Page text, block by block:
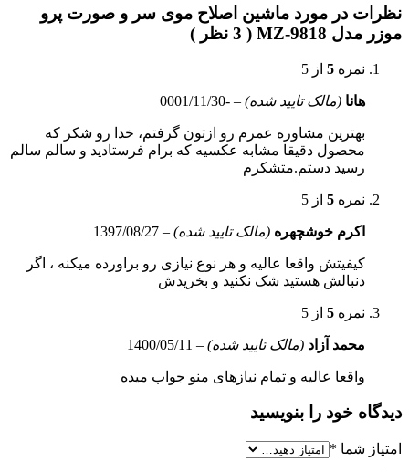
نظرات در مورد ماشین اصلاح موی سر و صورت پرو
موزر مدل MZ-9818 ( 3 نظر )
نمره 5 از 5
هانا (مالک تایید شده) –
-0001/11/30
بهترین مشاوره عمرم رو ازتون گرفتم، خدا رو شکر که
محصول دقیقا مشابه عکسیه که برام فرستادید و سالم سالم
رسید دستم.متشکرم
نمره 5 از 5
اکرم خوشچهره (مالک تایید شده) –
1397/08/27
کیفیتش واقعا عالیه و هر نوع نیازی رو براورده میکنه ، اگر
دنبالش هستید شک نکنید و بخریدش
نمره 5 از 5
محمد آزاد (مالک تایید شده) –
1400/05/11
واقعا عالیه و تمام نیازهای منو جواب میده
دیدگاه خود را بنویسید
امتیاز شما *